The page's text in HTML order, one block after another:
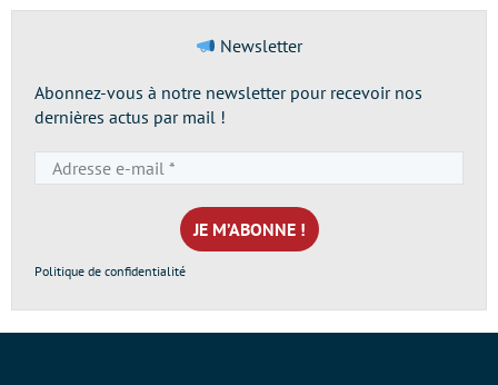
Newsletter
Abonnez-vous à notre newsletter pour recevoir nos
dernières actus par mail !
e-
mail
*
Politique de confidentialité